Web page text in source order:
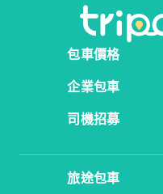
包車價格
企業包車
司機招募
旅途包車